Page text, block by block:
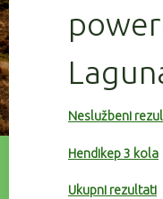
Neslužbeni
Hendikep 3 kola
Ukupni rezultati